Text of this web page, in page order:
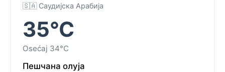
🇸🇦 Саудијска Арабија
35°C
Osećaj 34°C
Пешчана олуја